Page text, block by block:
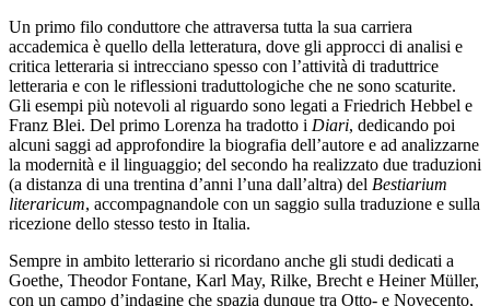
Un primo filo conduttore che attraversa tutta la sua carriera
accademica è quello della letteratura, dove gli approcci di analisi e
critica letteraria si intrecciano spesso con l’attività di traduttrice
letteraria e con le riflessioni traduttologiche che ne sono scaturite.
Gli esempi più notevoli al riguardo sono legati a Friedrich Hebbel e
Franz Blei. Del primo Lorenza ha tradotto i Diari, dedicando poi
alcuni saggi ad approfondire la biografia dell’autore e ad analizzarne
la modernità e il linguaggio; del secondo ha realizzato due traduzioni
(a distanza di una trentina d’anni l’una dall’altra) del Bestiarium
literaricum, accompagnandole con un saggio sulla traduzione e sulla
ricezione dello stesso testo in Italia.
Sempre in ambito letterario si ricordano anche gli studi dedicati a
Goethe, Theodor Fontane, Karl May, Rilke, Brecht e Heiner Müller,
con un campo d’indagine che spazia dunque tra Otto- e Novecento,